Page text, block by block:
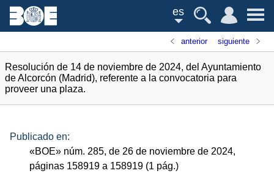
es
anterior siguiente
Resolución de 14 de noviembre de 2024, del Ayuntamiento
de Alcorcón (Madrid), referente a la convocatoria para
proveer una plaza.
Publicado en:
«BOE» núm. 285, de 26 de noviembre de 2024,
páginas 158919 a 158919 (1 pág.)